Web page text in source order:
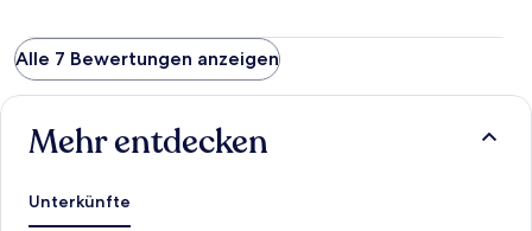
Alle 7 Bewertungen anzeigen
Mehr entdecken
Unterkünfte